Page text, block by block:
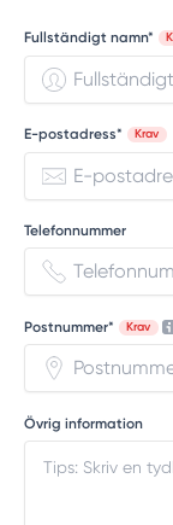
Fullständigt namn*
E-postadress* Krav
Telefonnummer
Postnummer* Krav
Övrig information